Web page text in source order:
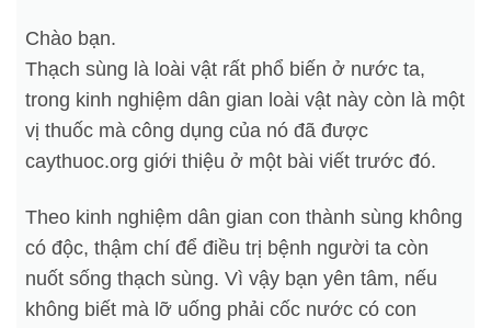
Chào bạn.
Thạch sùng là loài vật rất phổ biến ở nước ta,
trong kinh nghiệm dân gian loài vật này còn là một
vị thuốc mà công dụng của nó đã được
caythuoc.org giới thiệu ở một bài viết trước đó.
Theo kinh nghiệm dân gian con thành sùng không
có độc, thậm chí để điều trị bệnh người ta còn
nuốt sống thạch sùng. Vì vậy bạn yên tâm, nếu
không biết mà lỡ uống phải cốc nước có con